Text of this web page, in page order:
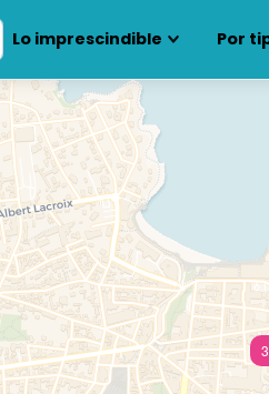
Lo imprescindible Por